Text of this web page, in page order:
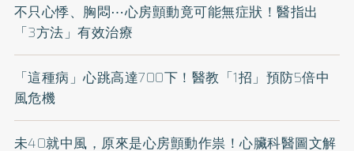
不只心悸、胸悶⋯心房顫動竟可能無症狀！醫指出
「3方法」有效治療
「這種病」心跳高達700下！醫教「1招」預防5倍中
風危機
未40就中風，原來是心房顫動作祟！心臟科醫圖文解